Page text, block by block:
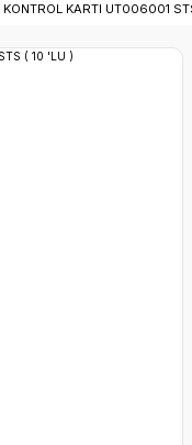
KONTROL KARTI UT006001